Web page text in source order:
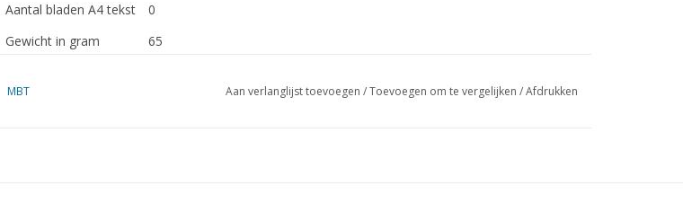
Aantal bladen A4 tekst
0
Gewicht in gram
65
MBT Aan verlanglijst toevoegen /Toevoegen om te vergelijken /Afdrukken